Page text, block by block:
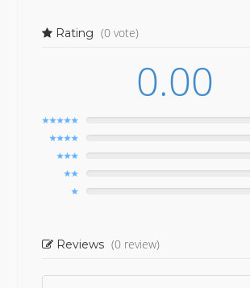
Rating (0 vote)
0.00
Reviews (0 review)